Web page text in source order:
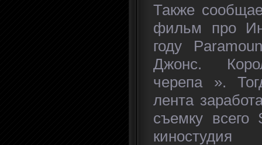
Также
фильм про
году
Джонс.
черепа ».
лента
съемку